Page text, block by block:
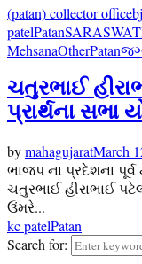
(patan) collector office
patelPatan
MehsanaOtherPatan
ચતુરભાઈ
પ્રાર્થના સભા
bymahagujaratMarch
ભાજપ ના પ્રદેશના પૂર્વ
ચતુરભાઈ હીરાભાઈ
ઉંમરે...
kc patelPatan
Search for: